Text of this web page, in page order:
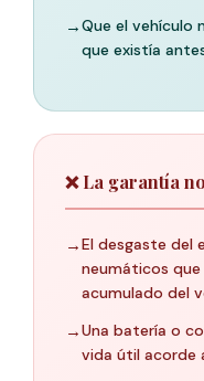
→Que el vehículo
que existía
❌ La garantía
→El desgaste del
neumáticos
acumulado del
→Una batería o
vida útil acorde